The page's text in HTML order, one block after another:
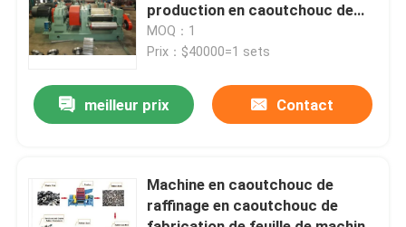
Contactez-nous
Nouvelles
Machine de processus en caoutchouc
production en caoutchouc de
moulin de raffineur
MOQ：1
Prix：$40000=1 sets
meilleur prix Contact
Machine en caoutchouc de
raffinage en caoutchouc de